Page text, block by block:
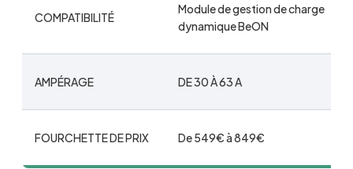
COMPATIBILITÉ
Module de gestion de charge
dynamique BeON
AMPÉRAGE DE 30 À 63 A
FOURCHETTE DE PRIX De ‎549€ à 849€